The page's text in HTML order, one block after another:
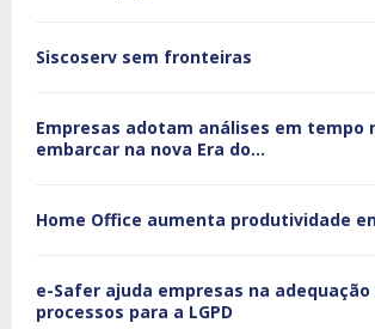
Siscoserv sem fronteiras
Empresas adotam análises em tempo
embarcar na nova Era do...
Home Office aumenta produtividade
e-Safer ajuda empresas na adequação
processos para a LGPD